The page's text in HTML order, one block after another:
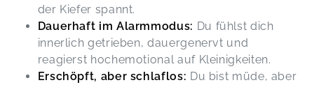
der Kiefer spannt.
Dauerhaft im Alarmmodus: Du fühlst dich
innerlich getrieben, dauergenervt und
reagierst hochemotional auf Kleinigkeiten.
Erschöpft, aber schlaflos: Du bist müde, aber